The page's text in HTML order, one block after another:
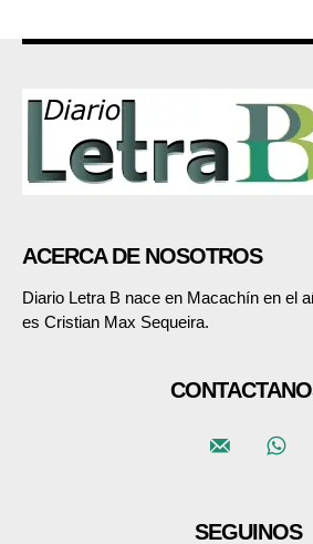
ACERCA DE NOSOTROS
Diario Letra B nace en Macachín en el
es Cristian Max Sequeira.
SEGUINOS